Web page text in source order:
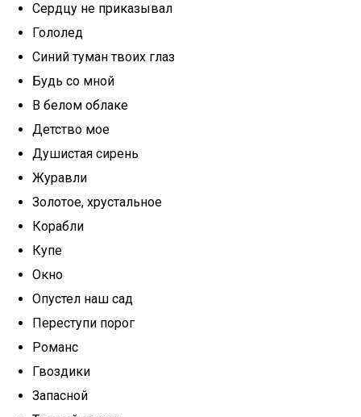
Сердцу не приказывал
Гололед
Синий туман твоих глаз
Будь со мной
В белом облаке
Детство мое
Душистая сирень
Журавли
Золотое, хрустальное
Корабли
Купе
Окно
Опустел наш сад
Переступи порог
Романс
Гвоздики
Запасной